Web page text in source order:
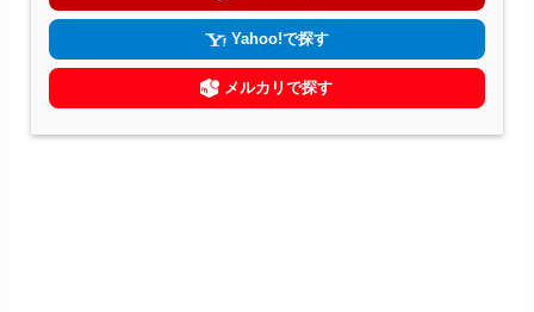
Yahoo!で探す
メルカリで探す